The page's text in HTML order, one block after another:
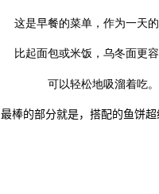
这是早餐的菜单，作为一天的
比起面包或米饭，乌冬面更容
可以轻松地吸溜着吃。
最棒的部分就是，搭配的鱼饼超